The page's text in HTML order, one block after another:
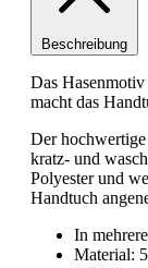
Beschreibung
Das
macht das
Der
kratz- und
Polyester und
Handtuch
In
Material: